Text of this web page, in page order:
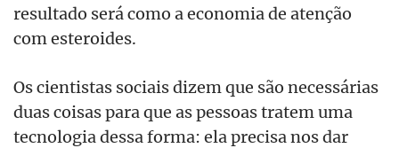
resultado será como a economia de atenção
com esteroides.
Os cientistas sociais dizem que são necessárias
duas coisas para que as pessoas tratem uma
tecnologia dessa forma: ela precisa nos dar